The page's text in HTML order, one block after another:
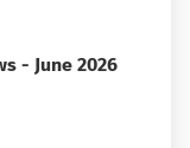
- June 2026